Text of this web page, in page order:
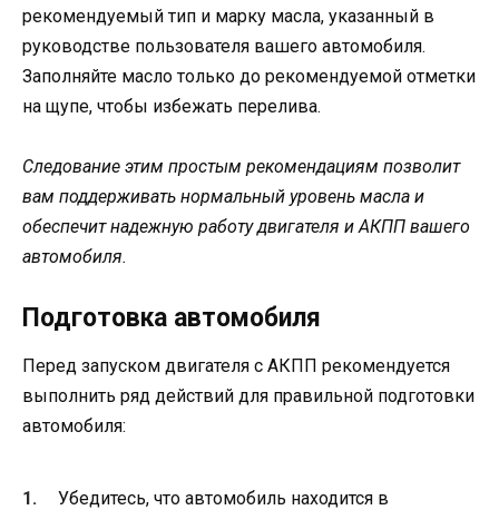
рекомендуемый тип и марку масла, указанный в
руководстве пользователя вашего автомобиля.
Заполняйте масло только до рекомендуемой отметки
на щупе, чтобы избежать перелива.
Следование этим простым рекомендациям позволит
вам поддерживать нормальный уровень масла и
обеспечит надежную работу двигателя и АКПП вашего
автомобиля.
Подготовка автомобиля
Перед запуском двигателя с АКПП рекомендуется
выполнить ряд действий для правильной подготовки
автомобиля:
Убедитесь, что автомобиль находится в